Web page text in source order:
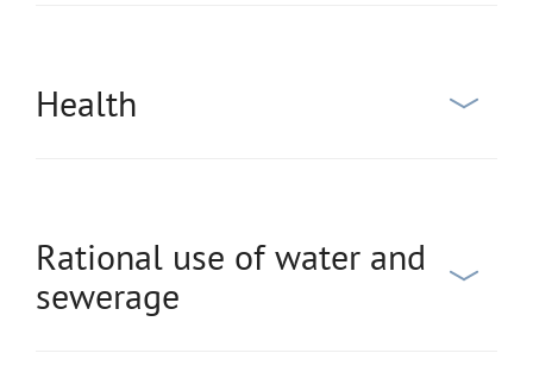
Health
Rational use of water and
sewerage